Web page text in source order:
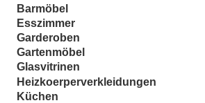
Barmöbel
Esszimmer
Garderoben
Gartenmöbel
Glasvitrinen
Heizkoerperverkleidungen
Küchen